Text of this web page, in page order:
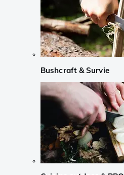
Bushcraft & Survie